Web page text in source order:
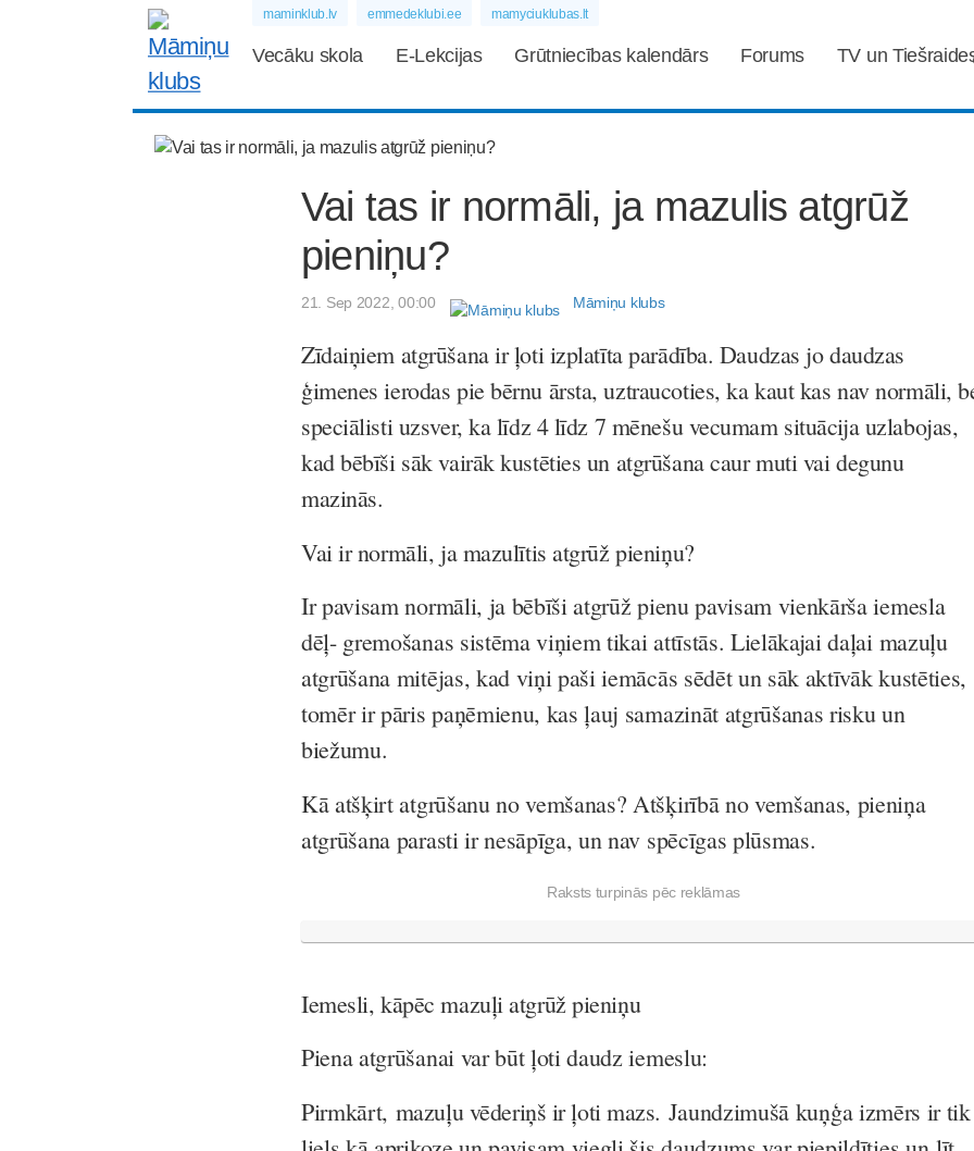
maminklub.lv emmedeklubi.ee mamyciuklubas.lt
Vecāku skola E-Lekcijas Grūtniecības kalendārs Forums TV un
Vai tas ir normāli, ja mazulis atgrūž
pieniņu?
21. Sep 2022, 00:00 Māmiņu klubs
Zīdaiņiem atgrūšana ir ļoti izplatīta parādība. Daudzas jo daudzas
ģimenes ierodas pie bērnu ārsta, uztraucoties, ka kaut kas nav normāli,
speciālisti uzsver, ka līdz 4 līdz 7 mēnešu vecumam situācija uzlabojas,
kad bēbīši sāk vairāk kustēties un atgrūšana caur muti vai degunu
mazinās.
Vai ir normāli, ja mazulītis atgrūž pieniņu?
Ir pavisam normāli, ja bēbīši atgrūž pienu pavisam vienkārša iemesla
dēļ- gremošanas sistēma viņiem tikai attīstās. Lielākajai daļai mazuļu
atgrūšana mitējas, kad viņi paši iemācās sēdēt un sāk aktīvāk kustēties,
tomēr ir pāris paņēmienu, kas ļauj samazināt atgrūšanas risku un
biežumu.
Kā atšķirt atgrūšanu no vemšanas? Atšķirībā no vemšanas, pieniņa
atgrūšana parasti ir nesāpīga, un nav spēcīgas plūsmas.
Raksts turpinās pēc reklāmas
Iemesli, kāpēc mazuļi atgrūž pieniņu
Piena atgrūšanai var būt ļoti daudz iemeslu:
Pirmkārt, mazuļu vēderiņš ir ļoti mazs. Jaundzimušā kuņģa izmērs ir tik